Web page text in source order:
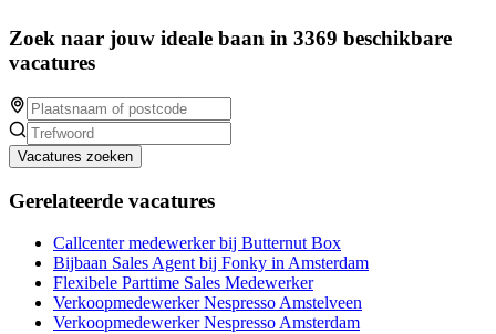
Zoek naar jouw ideale baan in 3369 beschikbare
vacatures
Vacatures zoeken
Gerelateerde vacatures
Callcenter medewerker bij Butternut Box
Bijbaan Sales Agent bij Fonky in Amsterdam
Flexibele Parttime Sales Medewerker
Verkoopmedewerker Nespresso Amstelveen
Verkoopmedewerker Nespresso Amsterdam